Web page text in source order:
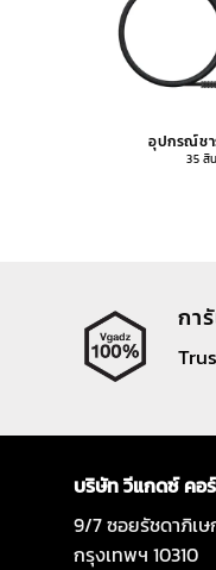
อุปกรณ์ชา
35 สิ
กา
บริษัท วีแกดซ์ คอ
9/7 ซอยรัชดาภิเษ
กรุงเทพฯ 10310